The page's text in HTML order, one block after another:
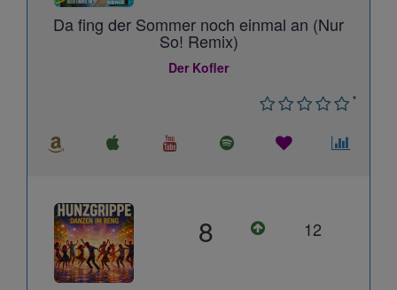
Da fing der Sommer noch einmal an (Nur
So! Remix)
Der Kofler
*
8 12